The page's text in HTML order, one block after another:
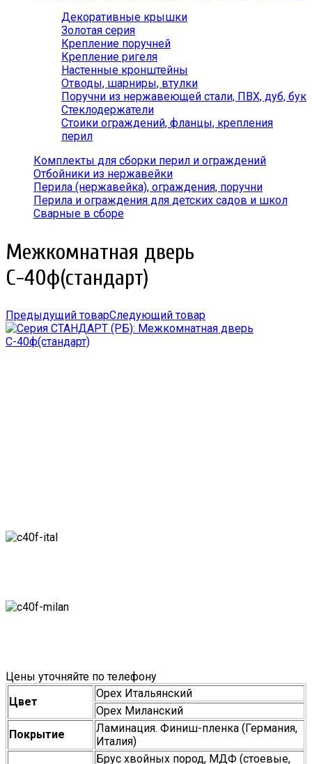
Декоративные крышки
Золотая серия
Крепление поручней
Крепление ригеля
Настенные кронштейны
Отводы, шарниры, втулки
Поручни из нержавеющей стали, ПВХ, дуб, бук
Стеклодержатели
Стоики ограждений, фланцы, крепления
перил
Комплекты для сборки перил и ограждений
Отбойники из нержавейки
Перила (нержавейка), ограждения, поручни
Перила и ограждения для детских садов и школ
Сварные в сборе
Межкомнатная дверь
С-40ф(стандарт)
Предыдущий товарСледующий товар
Цены уточняйте по телефону
Цвет
Орех Итальянский
Орех Миланский
Покрытие
Ламинация. Финиш-пленка (Германия,
Италия)
Брус хвойных пород, МДФ (стоевые,